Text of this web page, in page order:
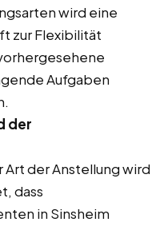
wird eine
zur Flexibilität
Aufgaben
der
Art der Anstellung wird
dass
in Sinsheim